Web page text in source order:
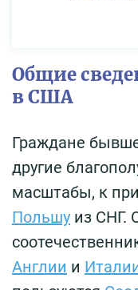
Общие
в США
Граждане
другие
масштабы, к
Польшу из СНГ.
Англии и